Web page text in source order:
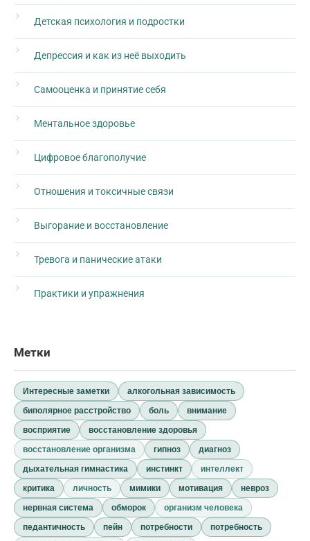
Детская психология и подростки
Депрессия и как из неё выходить
Самооценка и принятие себя
Ментальное здоровье
Цифровое благополучие
Отношения и токсичные связи
Выгорание и восстановление
Тревога и панические атаки
Практики и упражнения
Метки
Интересные заметки
алкогольная зависимость
биполярное расстройство
боль
внимание
восприятие
восстановление здоровья
восстановление организма
гипноз
диагноз
дыхательная гимнастика
инстинкт
интеллект
критика
личность мимики мотивация
невроз
нервная система
обморок
организм человека
педантичность
пейн потребности
потребность